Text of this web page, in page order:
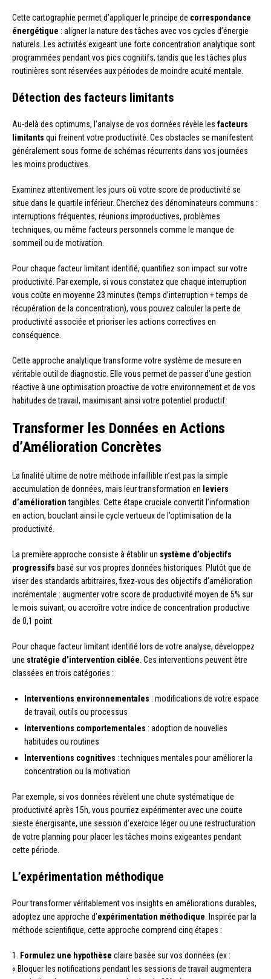
Cette cartographie permet d’appliquer le principe de correspondance
énergétique : aligner la nature des tâches avec vos cycles d’énergie
naturels. Les activités exigeant une forte concentration analytique sont
programmées pendant vos pics cognitifs, tandis que les tâches plus
routinières sont réservées aux périodes de moindre acuité mentale.
Détection des facteurs limitants
Au-delà des optimums, l’analyse de vos données révèle les facteurs
limitants qui freinent votre productivité. Ces obstacles se manifestent
généralement sous forme de schémas récurrents dans vos journées
les moins productives.
Examinez attentivement les jours où votre score de productivité se
situe dans le quartile inférieur. Cherchez des dénominateurs communs :
interruptions fréquentes, réunions improductives, problèmes
techniques, ou même facteurs personnels comme le manque de
sommeil ou de motivation.
Pour chaque facteur limitant identifié, quantifiez son impact sur votre
productivité. Par exemple, si vous constatez que chaque interruption
vous coûte en moyenne 23 minutes (temps d’interruption + temps de
récupération de la concentration), vous pouvez calculer la perte de
productivité associée et prioriser les actions correctives en
conséquence.
Cette approche analytique transforme votre système de mesure en
véritable outil de diagnostic. Elle vous permet de passer d’une gestion
réactive à une optimisation proactive de votre environnement et de vos
habitudes de travail, maximisant ainsi votre potentiel productif.
Transformer les Données en Actions
d’Amélioration Concrètes
La finalité ultime de notre méthode infaillible n’est pas la simple
accumulation de données, mais leur transformation en leviers
d’améliorationtangibles. Cette étape cruciale convertit l’information
en action, bouclant ainsi le cycle vertueux de l’optimisation de la
productivité.
La première approche consiste à établir un système d’objectifs
progressifs basé sur vos propres données historiques. Plutôt que de
viser des standards arbitraires, fixez-vous des objectifs d’amélioration
incrémentale : augmenter votre score de productivité moyen de 5% sur
le mois suivant, ou accroître votre indice de concentration productive
de 0,1 point.
Pour chaque facteur limitant identifié lors de votre analyse, développez
une stratégie d’intervention ciblée . Ces interventions peuvent être
classées en trois catégories :
Interventions environnementales : modifications de votre espace
de travail, outils ou processus
Interventions comportementales : adoption de nouvelles
habitudes ou routines
Interventions cognitives : techniques mentales pour améliorer la
concentration ou la motivation
Par exemple, si vos données révèlent une chute systématique de
productivité après 15h, vous pourriez expérimenter avec une courte
sieste énergisante, une session d’exercice léger ou une restructuration
de votre planning pour placer les tâches moins exigeantes pendant
cette période.
L’expérimentation méthodique
Pour transformer véritablement vos insights en améliorations durables,
adoptez une approche d’expérimentation méthodique . Inspirée par la
méthode scientifique, cette approche comprend cinq étapes :
1. Formulez une hypothèse claire basée sur vos données (ex :
« Bloquer les notifications pendant les sessions de travail augmentera